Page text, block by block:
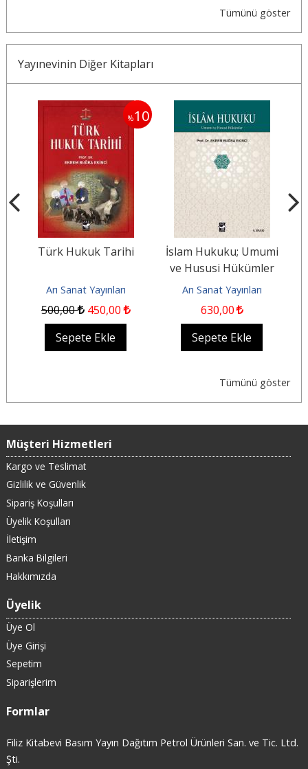
Tümünü göster
Yayınevinin Diğer Kitapları
%10
Türk Hukuk Tarihi
Arı Sanat Yayınları
500,00 450,00
Sepete Ekle
İslam Hukuku; Umumi
ve Hususi Hükümler
Arı Sanat Yayınları
630,00
Sepete Ekle
Tümünü göster
Müşteri Hizmetleri
Kargo ve Teslimat
Gizlilik ve Güvenlik
Sipariş Koşulları
Üyelik Koşulları
İletişim
Banka Bilgileri
Hakkımızda
Üyelik
Üye Ol
Üye Girişi
Sepetim
Siparişlerim
Formlar
Filiz Kitabevi Basım Yayın Dağıtım Petrol Ürünleri San. ve Tic. Ltd.
Şti.